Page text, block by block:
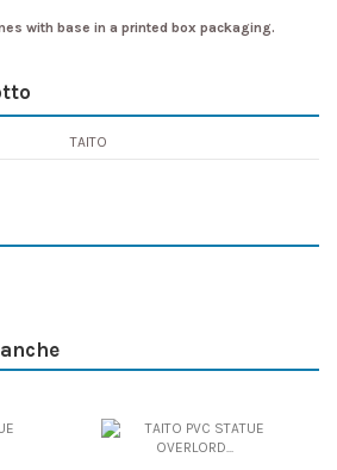
with base in a printed box packaging.
TAITO